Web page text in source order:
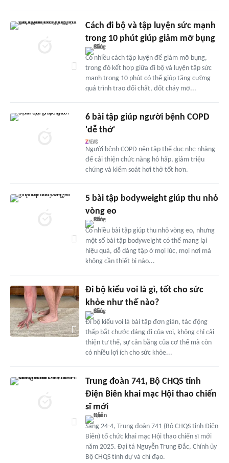
Cách đi bộ và tập luyện sức mạnh
trong 10 phút giúp giảm mỡ bụng
Có nhiều cách tập luyện để giảm mỡ bụng,
trong đó kết hợp giữa đi bộ và luyện tập sức
mạnh trong 10 phút có thể giúp tăng cường
quá trình trao đổi chất, đốt cháy mỡ...
6 bài tập giúp người bệnh COPD
'dễ thở'
Người bệnh COPD nên tập thể dục nhẹ nhàng
để cải thiện chức năng hô hấp, giảm triệu
chứng và kiểm soát hơi thở tốt hơn.
5 bài tập bodyweight giúp thu nhỏ
vòng eo
Có nhiều bài tập giúp thu nhỏ vòng eo, nhưng
một số bài tập bodyweight có thể mang lại
hiệu quả, dễ dàng tập ở mọi lúc, mọi nơi mà
không cần thiết bị nào...
Đi bộ kiểu voi là gì, tốt cho sức
khỏe như thế nào?
Đi bộ kiểu voi là bài tập đơn giản, tác động
thấp bắt chước dáng đi của voi, không chỉ cải
thiện tư thế, sự cân bằng của cơ thể mà còn
có nhiều lợi ích cho sức khỏe...
Trung đoàn 741, Bộ CHQS tỉnh
Điện Biên khai mạc Hội thao chiến
sĩ mới
Sáng 24-4, Trung đoàn 741 (Bộ CHQS tỉnh Điện
Biên) tổ chức khai mạc Hội thao chiến sĩ mới
năm 2025. Đại tá Nguyễn Trung Đắc, Chính ủy
Bộ CHQS tỉnh dự và chỉ đạo.